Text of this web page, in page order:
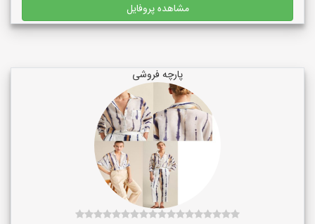
مشاهده پروفایل
پارچه فروشی